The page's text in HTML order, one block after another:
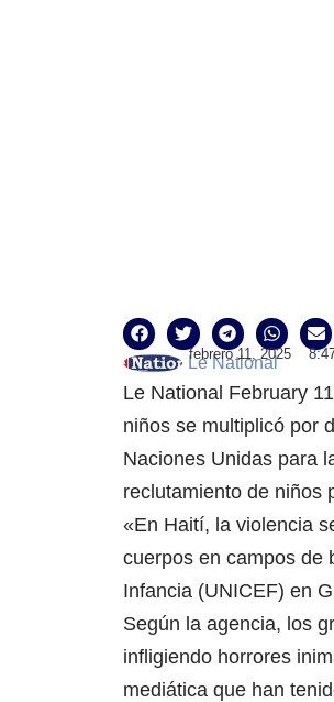
Le National
febrero 11, 2025
Le National February
niños se multiplicó por
Naciones Unidas para
reclutamiento de niños
«En Haití, la violencia
cuerpos en campos de
Infancia (UNICEF) en
Según la agencia, los
infligiendo horrores
mediática que han